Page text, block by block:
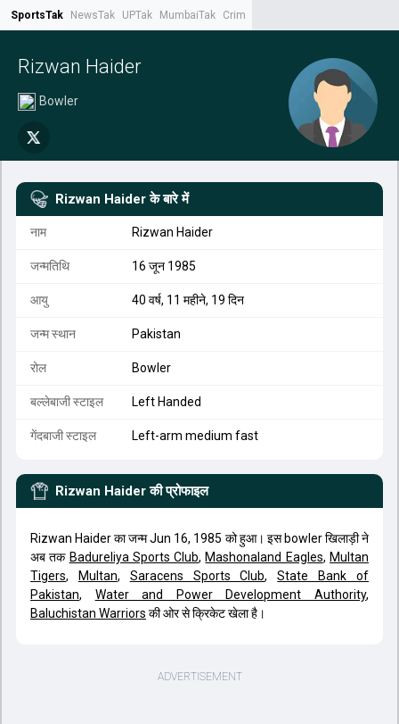
SportsTak NewsTak UPTak MumbaiTak CrimeTak
Rizwan Haider
Bowler
Rizwan Haider के बारे में
नाम Rizwan Haider
जन्मतिथि 16 जून 1985
आयु 40 वर्ष, 11 महीने, 19 दिन
जन्म स्थान Pakistan
रोल Bowler
बल्लेबाजी स्टाइल Left Handed
गेंदबाजी स्टाइल Left-arm medium fast
Rizwan Haider की प्रोफाइल
Rizwan Haider का जन्म Jun 16, 1985 को हुआ। इस bowler खिलाड़ी ने
अब तक Badureliya Sports Club, Mashonaland Eagles, Multan
Tigers, Multan, Saracens Sports Club,State Bank of
Pakistan, Water and Power Development Authority,
Baluchistan Warriors की ओर से क्रिकेट खेला है।